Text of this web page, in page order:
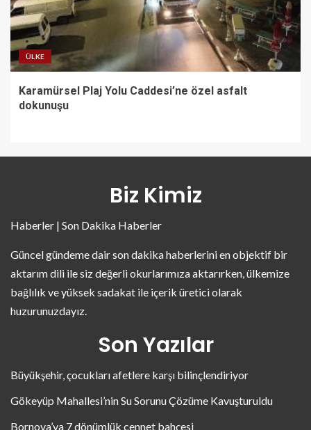
ÜLKE
Karamürsel Plaj Yolu Caddesi’ne özel asfalt
dokunuşu
Biz Kimiz
Haberler | Son Dakika Haberler
Güncel gündeme dair son dakika haberlerini en objektif bir
aktarım dili ile siz değerli okurlarımıza aktarırken, ülkemize
bağlılık ve yüksek sadakat ile içerik üretici olarak
huzurunuzdayız.
Son Yazılar
Büyükşehir, çocukları afetlere karşı bilinçlendiriyor
Gökeyüp Mahallesi’nin Su Sorunu Çözüme Kavuşturuldu
Bornova’ya 7 dönümlük cennet bahçesi